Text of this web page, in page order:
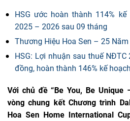
HSG ước hoàn thành 114%
2025 – 2026 sau 09 tháng
Thương Hiệu Hoa Sen – 25
HSG: Lợi nhuận sau thuế
đồng, hoàn thành 146% kế hoạch
Với chủ đề “Be You, Be Unique
vòng chung kết Chương trình
Hoa Sen Home International